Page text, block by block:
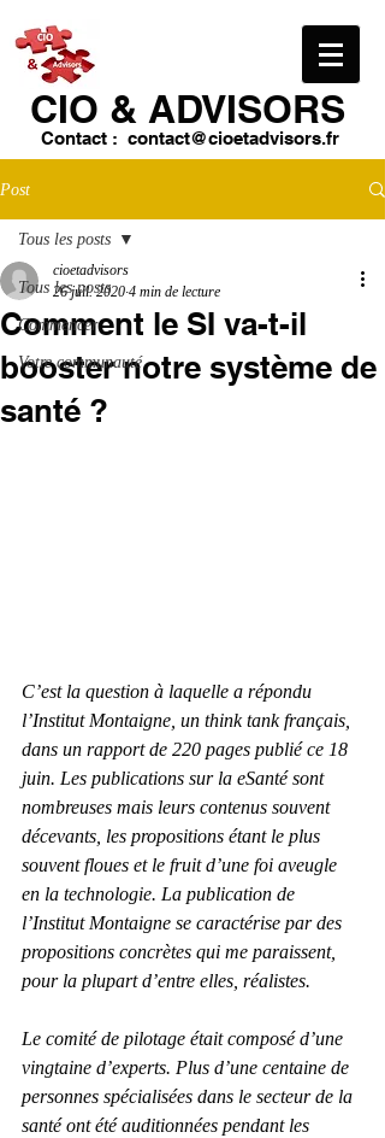
CIO & ​ADVISORS
Contact : contact@cioetadvisors.fr
Post
Tous les posts
Commencer
Votre communauté
Tous les posts
Comment le SI va-t-il
booster notre système de
santé ?
cioetadvisors
26 juil. 2020 4 min de lecture
C’est la question à laquelle a répondu
l’Institut Montaigne, un think tank français,
dans un rapport de 220 pages publié ce 18
juin. Les publications sur la eSanté sont
nombreuses mais leurs contenus souvent
décevants, les propositions étant le plus
souvent floues et le fruit d’une foi aveugle
en la technologie. La publication de
l’Institut Montaigne se caractérise par des
propositions concrètes qui me paraissent,
pour la plupart d’entre elles, réalistes.
Le comité de pilotage était composé d’une
vingtaine d’experts. Plus d’une centaine de
personnes spécialisées dans le secteur de la
santé ont été auditionnées pendant les